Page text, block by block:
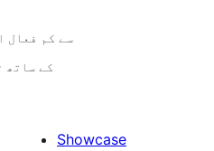
10 سے کم
7.0.3 کے
Showcase